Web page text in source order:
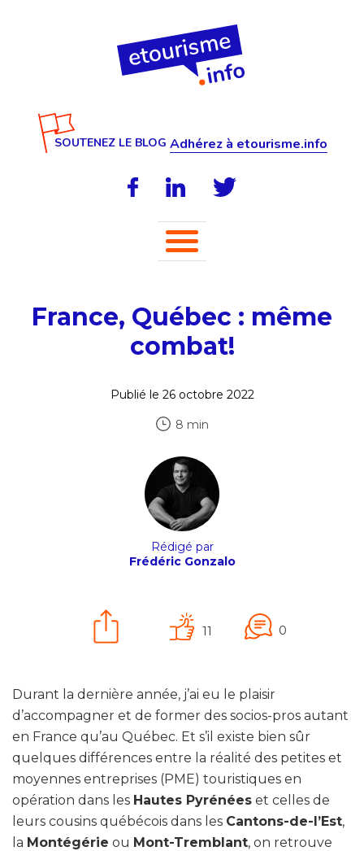
SOUTENEZ LE BLOG Adhérez à etourisme.info
France, Québec : même
combat!
Publié le 26 octobre 2022
8 min
Rédigé par
Frédéric Gonzalo
11 0
Durant la dernière année, j’ai eu le plaisir
d’accompagner et de former des socios-pros autant
en France qu’au Québec. Et s’il existe bien sûr
quelques différences entre la réalité des petites et
moyennes entreprises (PME) touristiques en
opération dans les Hautes Pyrénées et celles de
leurs cousins québécois dans les Cantons-de-l’Est,
la Montégérie ou Mont-Tremblant, on retrouve